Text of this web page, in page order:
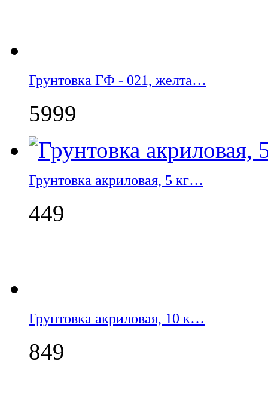
Грунтовка ГФ - 021, желта…
5999
Грунтовка акриловая, 5 кг…
449
Грунтовка акриловая, 10 к…
849